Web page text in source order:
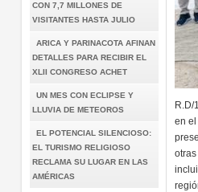
CON 7,7 MILLONES DE
VISITANTES HASTA JULIO
ARICA Y PARINACOTA AFINAN
DETALLES PARA RECIBIR EL
XLII CONGRESO ACHET
UN MES CON ECLIPSE Y
LLUVIA DE METEOROS
EL POTENCIAL SILENCIOSO:
EL TURISMO RELIGIOSO
RECLAMA SU LUGAR EN LAS
AMÉRICAS
R.D/
en